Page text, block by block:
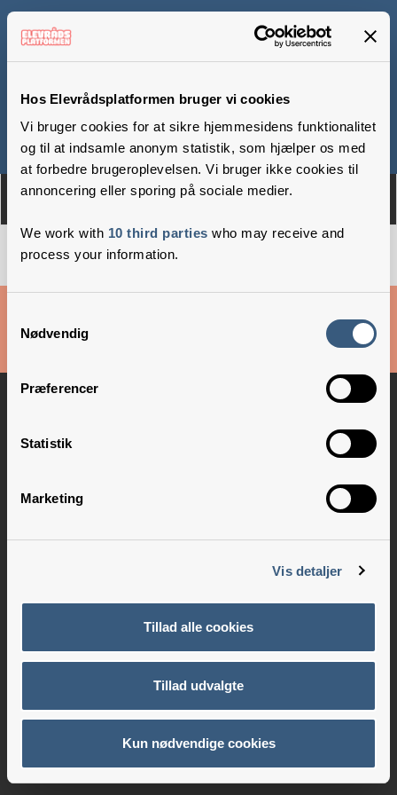
Hos Elevrådsplatformen bruger vi cookies
Vi bruger cookies for at sikre hjemmesidens funktionalitet
og til at indsamle anonym statistik, som hjælper os med
at forbedre brugeroplevelsen. Vi bruger ikke cookies til
annoncering eller sporing på sociale medier.
We work with 10 third parties who may receive and
process your information.
Nødvendig
Præferencer
Statistik
Marketing
Vis detaljer
Tillad alle cookies
Tillad udvalgte
Kun nødvendige cookies
Om Medlemmer